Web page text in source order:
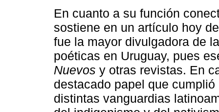
En cuanto a su función
sostiene en un artículo hoy
fue la mayor divulgadora de
poéticas en Uruguay, pues
Nuevos y otras revistas. En
destacado papel que
distintas vanguardias